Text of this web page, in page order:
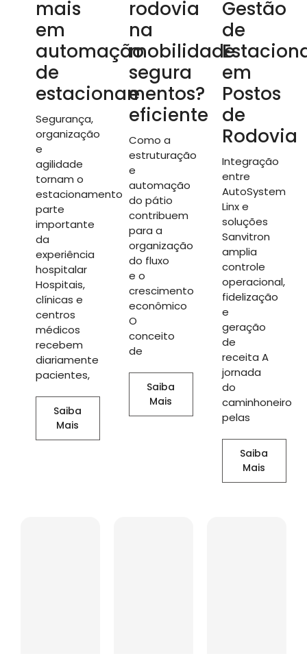
mais
em
automação
de
estacionamentos?
Segurança,
organização
e
agilidade
tornam o
estacionamento
parte
importante
da
experiência
hospitalar
Hospitais,
clínicas e
centros
médicos
recebem
diariamente
pacientes,
Saiba
Mais
rodovia
na
mobilidade
segura
e
eficiente
Como a
estruturação
e
automação
do pátio
contribuem
para a
organização
do fluxo
e o
crescimento
econômico
O
conceito
de
Saiba
Mais
Gestão
de
em
Postos
de
Rodovia
Integração
entre
AutoSystem
Linx e
soluções
Sanvitron
amplia
controle
operacional,
fidelização
e
geração
de
receita A
jornada
do
caminhoneiro
pelas
Saiba
Mais